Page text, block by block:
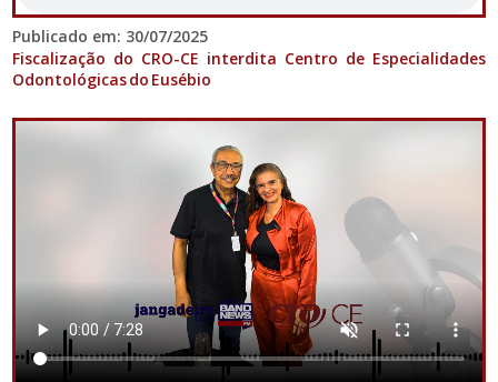
Publicado em: 30/07/2025
Fiscalização do CRO-CE interdita Centro de Especialidades
Odontológicas do Eusébio